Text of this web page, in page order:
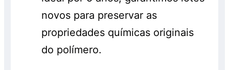
novos para preservar as
propriedades químicas originais
do polímero.